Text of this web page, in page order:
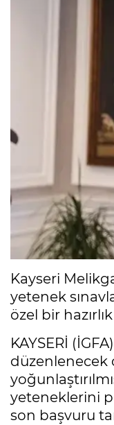
Kayseri
yetenek
özel bir
KAYSERİ
düzenlenecek
yeteneklerini
son başvuru